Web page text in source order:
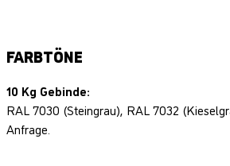
FARBTÖNE
10 Kg Gebinde:
RAL 7030 (Steingrau), RAL 7032
Anfrage.